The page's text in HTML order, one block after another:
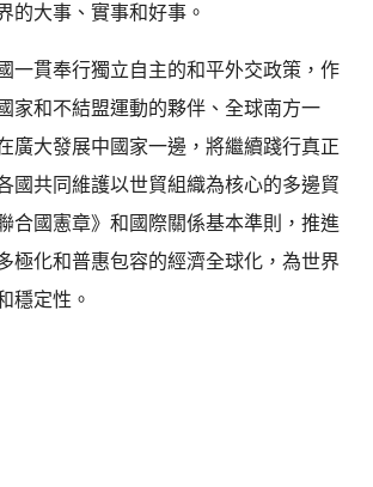
的大事、實事和好事。
一貫奉行獨立自主的和平外交政策，作
家和不結盟運動的夥伴、全球南方一
廣大發展中國家一邊，將繼續踐行真正
國共同維護以世貿組織為核心的多邊貿
合國憲章》和國際關係基本準則，推進
極化和普惠包容的經濟全球化，為世界
穩定性。